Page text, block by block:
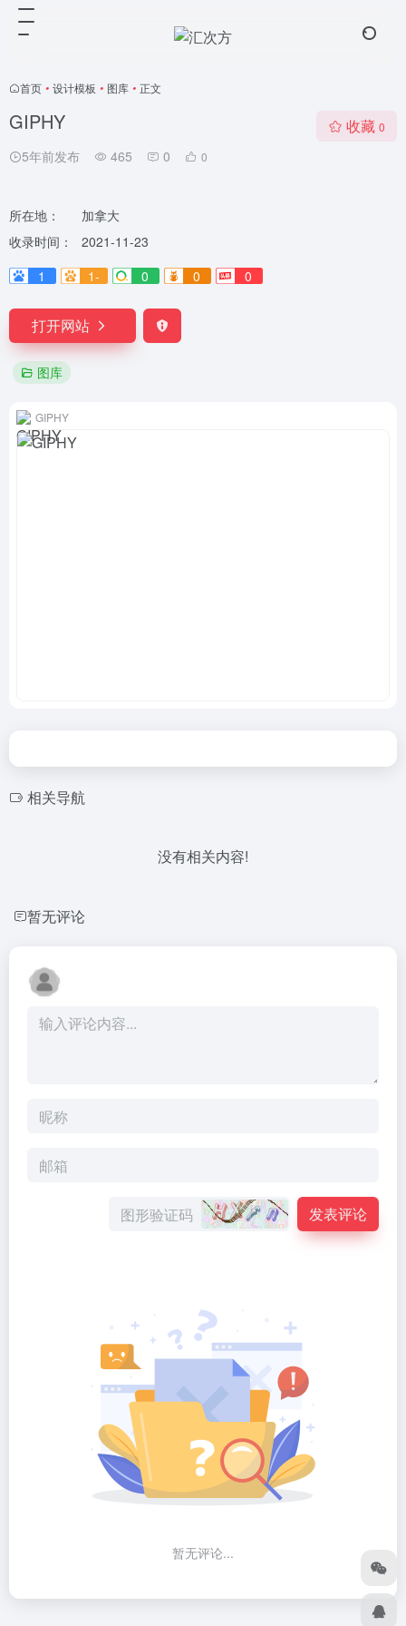
首页 • 设计模板 • 图库 • 正文
GIPHY
5年前发布 465 0 0
收藏 0
所在地：
加拿大
收录时间：
2021-11-23
1
1- 0 0 0
打开网站
图库
GIPHY
相关导航
没有相关内容!
暂无评论
发表评论
暂无评论...